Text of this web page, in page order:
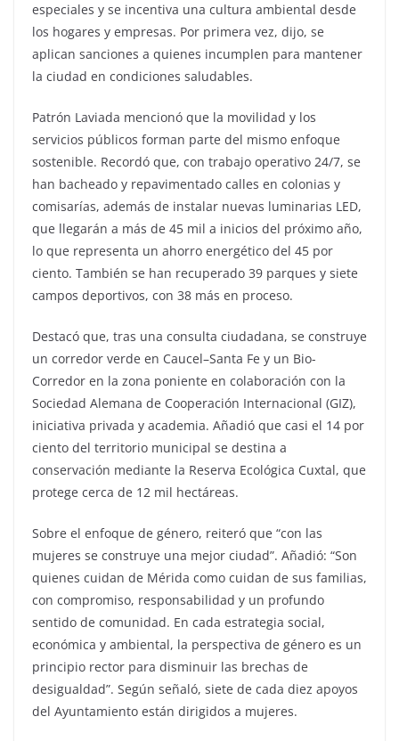
especiales y se incentiva una cultura ambiental desde
los hogares y empresas. Por primera vez, dijo, se
aplican sanciones a quienes incumplen para mantener
la ciudad en condiciones saludables.
Patrón Laviada mencionó que la movilidad y los
servicios públicos forman parte del mismo enfoque
sostenible. Recordó que, con trabajo operativo 24/7, se
han bacheado y repavimentado calles en colonias y
comisarías, además de instalar nuevas luminarias LED,
que llegarán a más de 45 mil a inicios del próximo año,
lo que representa un ahorro energético del 45 por
ciento. También se han recuperado 39 parques y siete
campos deportivos, con 38 más en proceso.
Destacó que, tras una consulta ciudadana, se construye
un corredor verde en Caucel–Santa Fe y un Bio-
Corredor en la zona poniente en colaboración con la
Sociedad Alemana de Cooperación Internacional (GIZ),
iniciativa privada y academia. Añadió que casi el 14 por
ciento del territorio municipal se destina a
conservación mediante la Reserva Ecológica Cuxtal, que
protege cerca de 12 mil hectáreas.
Sobre el enfoque de género, reiteró que “con las
mujeres se construye una mejor ciudad”. Añadió: “Son
quienes cuidan de Mérida como cuidan de sus familias,
con compromiso, responsabilidad y un profundo
sentido de comunidad. En cada estrategia social,
económica y ambiental, la perspectiva de género es un
principio rector para disminuir las brechas de
desigualdad”. Según señaló, siete de cada diez apoyos
del Ayuntamiento están dirigidos a mujeres.